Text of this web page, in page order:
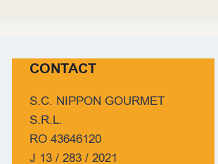
CONTACT
S.C. NIPPON GOURMET
S.R.L.
RO 43646120
J 13 / 283 / 2021